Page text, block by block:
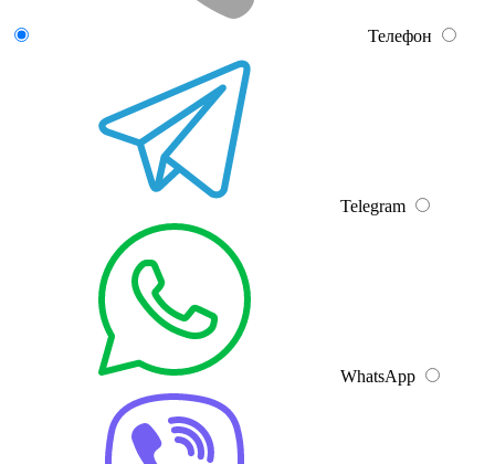
Телефон
Telegram
WhatsApp